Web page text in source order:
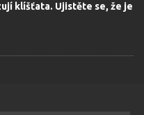
klíšťata. Ujistěte se, že je